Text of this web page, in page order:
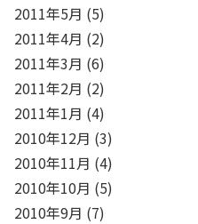
2011年5月 (5)
2011年4月 (2)
2011年3月 (6)
2011年2月 (2)
2011年1月 (4)
2010年12月 (3)
2010年11月 (4)
2010年10月 (5)
2010年9月 (7)